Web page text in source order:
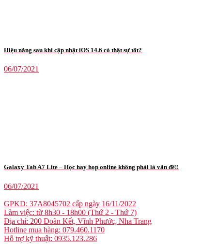
Hiệu năng sau khi cập nhật iOS 14.6 có thật sự tốt?
06/07/2021
Galaxy Tab A7 Lite – Học hay họp online không phải là vấn đề!!
06/07/2021
GPKD: 37A8045702 cấp ngày 16/11/2022
Làm việc: từ 8h30 - 18h00 (Thứ 2 - Thứ 7)
Địa chỉ: 200 Đoàn Kết, Vĩnh Phước, Nha Trang
Hotline mua hàng: 079.460.1170
Hỗ trợ kỹ thuật: 0935.123.286